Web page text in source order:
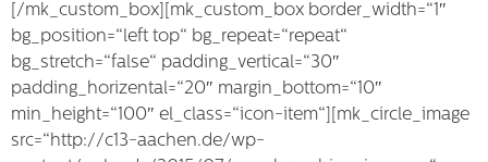
[/mk_custom_box][mk_custom_box border_width=“1″
bg_position=“left top“ bg_repeat=“repeat“
bg_stretch=“false“ padding_vertical=“30″
padding_horizental=“20″ margin_bottom=“10″
min_height=“100″ el_class=“icon-item“][mk_circle_image
src=“http://c13-aachen.de/wp-